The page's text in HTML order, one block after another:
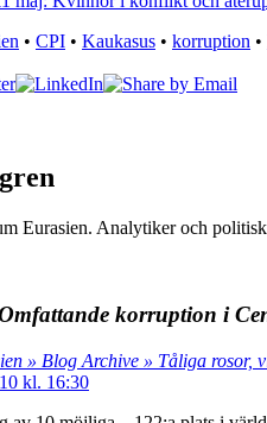
• CPI • Kaukasus • korruption •
Eurasien. Analytiker och
korruption i
» Blog Archive » Tåliga rosor,
kl. 16:30